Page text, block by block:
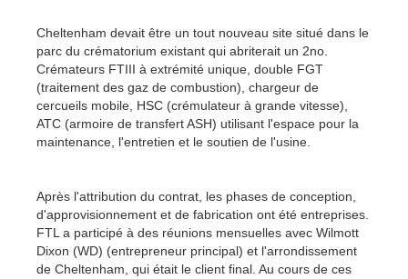
Cheltenham devait être un tout nouveau site situé dans le
parc du crématorium existant qui abriterait un 2no.
Crémateurs FTIII à extrémité unique, double FGT
(traitement des gaz de combustion), chargeur de
cercueils mobile, HSC (crémulateur à grande vitesse),
ATC (armoire de transfert ASH) utilisant l'espace pour la
maintenance, l'entretien et le soutien de l'usine.
Après l'attribution du contrat, les phases de conception,
d'approvisionnement et de fabrication ont été entreprises.
FTL a participé à des réunions mensuelles avec Wilmott
Dixon (WD) (entrepreneur principal) et l'arrondissement
de Cheltenham, qui était le client final. Au cours de ces